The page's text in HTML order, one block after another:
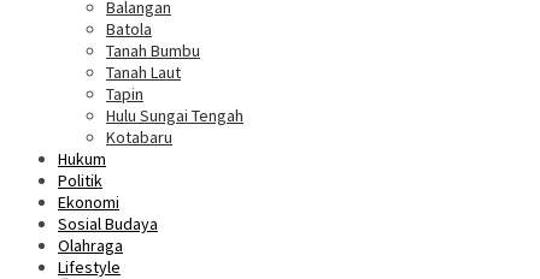
Balangan
Batola
Tanah Bumbu
Tanah Laut
Tapin
Hulu Sungai Tengah
Kotabaru
Hukum
Politik
Ekonomi
Sosial Budaya
Olahraga
Lifestyle